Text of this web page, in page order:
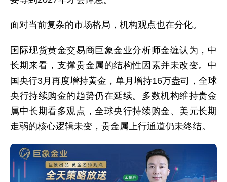
面对当前复杂的市场格局，机构观点也在分化。
国际现货黄金交易商巨象金业分析师金缠认为，中
长期来看，支撑贵金属的结构性因素并未改变。中
国央行3月再度增持黄金，单月增持16万盎司，全球
央行持续购金的趋势仍在延续。多数机构维持贵金
属中长期看多观点，全球央行持续购金、美元长期
走弱的核心逻辑未变，贵金属上行通道仍未终结。